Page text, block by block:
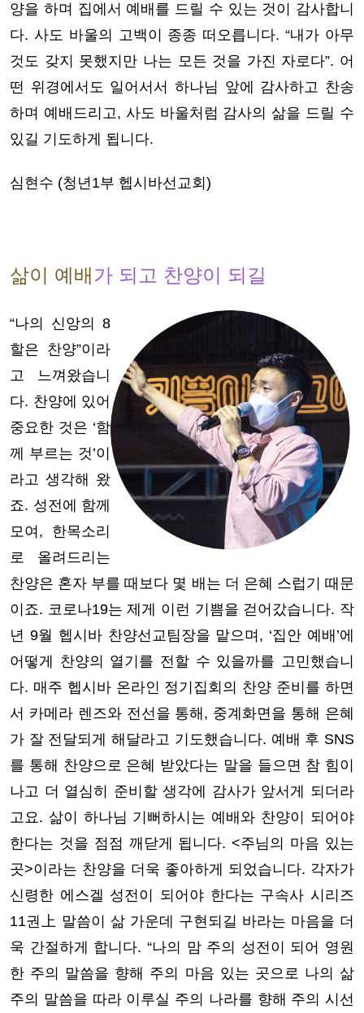
양을 하며 집에서 예배를 드릴 수 있는 것이 감사합니
다. 사도 바울의 고백이 종종 떠오릅니다. “내가 아무
것도 갖지 못했지만 나는 모든 것을 가진 자로다”. 어
떤 위경에서도 일어서서 하나님 앞에 감사하고 찬송
하며 예배드리고, 사도 바울처럼 감사의 삶을 드릴 수
있길 기도하게 됩니다.
심현수 (청년1부 헵시바선교회)
삶이 예배 가 되고 찬양이 되길
“나의 신앙의 8
할은 찬양”이라
고 느껴왔습니
다. 찬양에 있어
중요한 것은 ‘함
께 부르는 것’이
라고 생각해 왔
죠. 성전에 함께
모여, 한목소리
로 올려드리는
찬양은 혼자 부를 때보다 몇 배는 더 은혜 스럽기 때문
이죠. 코로나19는 제게 이런 기쁨을 걷어갔습니다. 작
년 9월 헵시바 찬양선교팀장을 맡으며, ‘집안 예배’에
어떻게 찬양의 열기를 전할 수 있을까를 고민했습니
다. 매주 헵시바 온라인 정기집회의 찬양 준비를 하면
서 카메라 렌즈와 전선을 통해, 중계화면을 통해 은혜
가 잘 전달되게 해달라고 기도했습니다. 예배 후 SNS
를 통해 찬양으로 은혜 받았다는 말을 들으면 참 힘이
나고 더 열심히 준비할 생각에 감사가 앞서게 되더라
고요. 삶이 하나님 기뻐하시는 예배와 찬양이 되어야
한다는 것을 점점 깨닫게 됩니다. <주님의 마음 있는
곳>이라는 찬양을 더욱 좋아하게 되었습니다. 각자가
신령한 에스겔 성전이 되어야 한다는 구속사 시리즈
11권上 말씀이 삶 가운데 구현되길 바라는 마음을 더
욱 간절하게 합니다. “나의 맘 주의 성전이 되어 영원
한 주의 말씀을 향해 주의 마음 있는 곳으로 나의 삶
주의 말씀을 따라 이루실 주의 나라를 향해 주의 시선